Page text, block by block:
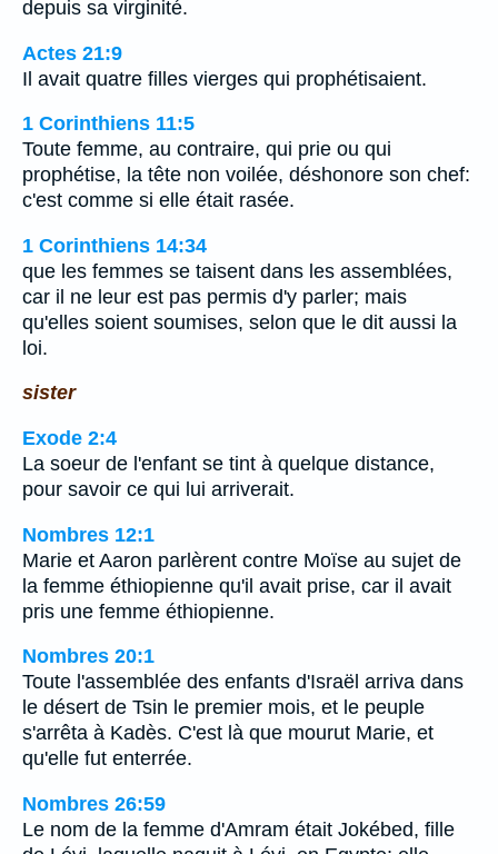
depuis sa virginité.
Actes 21:9
Il avait quatre filles vierges qui prophétisaient.
1 Corinthiens 11:5
Toute femme, au contraire, qui prie ou qui
prophétise, la tête non voilée, déshonore son chef:
c'est comme si elle était rasée.
1 Corinthiens 14:34
que les femmes se taisent dans les assemblées,
car il ne leur est pas permis d'y parler; mais
qu'elles soient soumises, selon que le dit aussi la
loi.
sister
Exode 2:4
La soeur de l'enfant se tint à quelque distance,
pour savoir ce qui lui arriverait.
Nombres 12:1
Marie et Aaron parlèrent contre Moïse au sujet de
la femme éthiopienne qu'il avait prise, car il avait
pris une femme éthiopienne.
Nombres 20:1
Toute l'assemblée des enfants d'Israël arriva dans
le désert de Tsin le premier mois, et le peuple
s'arrêta à Kadès. C'est là que mourut Marie, et
qu'elle fut enterrée.
Nombres 26:59
Le nom de la femme d'Amram était Jokébed, fille